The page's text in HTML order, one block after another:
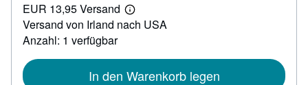
25,00
EUR 13,95 Versand
Weitere
Informationen
Versand von Irland nach USA
Anzahl: 1 verfügbar
In den Warenkorb legen